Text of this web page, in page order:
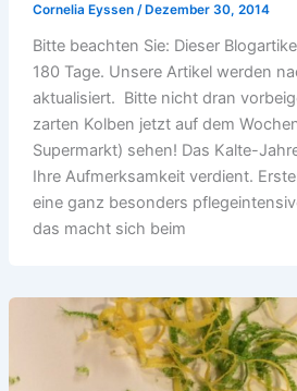
Cornelia Eyssen / Dezember 30, 2014
Bitte beachten Sie: Dieser
180 Tage. Unsere Artikel werden
aktualisiert. Bitte nicht dran
zarten Kolben jetzt auf dem
Supermarkt) sehen! Das Kalte-
Ihre Aufmerksamkeit verdient.
eine ganz besonders
das macht sich beim